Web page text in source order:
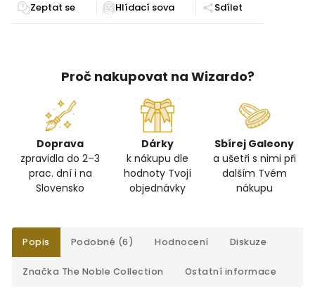
Zeptat se Sdílet
Proč nakupovat na Wizardo?
Doprava
zpravidla do 2–3
prac. dní i na
Slovensko
Dárky
k nákupu dle
hodnoty Tvojí
objednávky
Sbírej Galeony
a ušetři s nimi při
dalším Tvém
nákupu
Popis Podobné (6) Hodnocení Diskuze
Značka The Noble Collection Ostatní informace